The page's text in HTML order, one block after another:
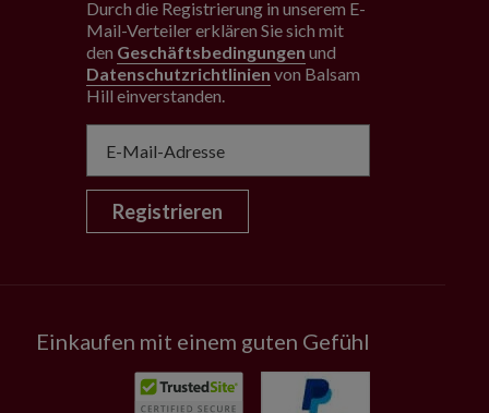
Durch die Registrierung in unserem E-
Mail-Verteiler erklären Sie sich mit
den Geschäftsbedingungen und
Datenschutzrichtlinien von Balsam
Hill einverstanden.
Registrieren
Einkaufen mit einem guten Gefühl